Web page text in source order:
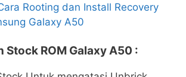
Rooting dan Install Recovery
Galaxy A50
Stock ROM Galaxy A50 :